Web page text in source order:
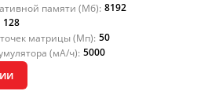
памяти (Мб): 8192
128
матрицы (Мп): 50
(мА/ч): 5000